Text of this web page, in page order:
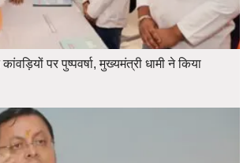
कांवड़ियों पर पुष्पवर्षा, मुख्यमंत्री धामी ने किया